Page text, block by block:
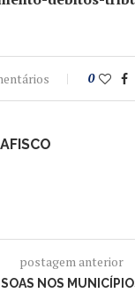
0
postagem anterior
NOS